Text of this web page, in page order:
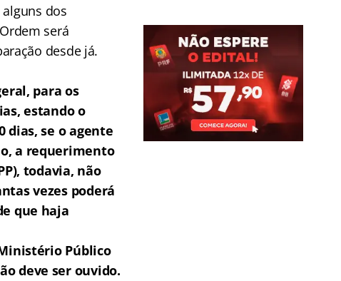
dos
será
desde já.
para os
estando o
dias, se o agente
a requerimento
todavia, não
vezes poderá
que haja
Público
deve ser ouvido.